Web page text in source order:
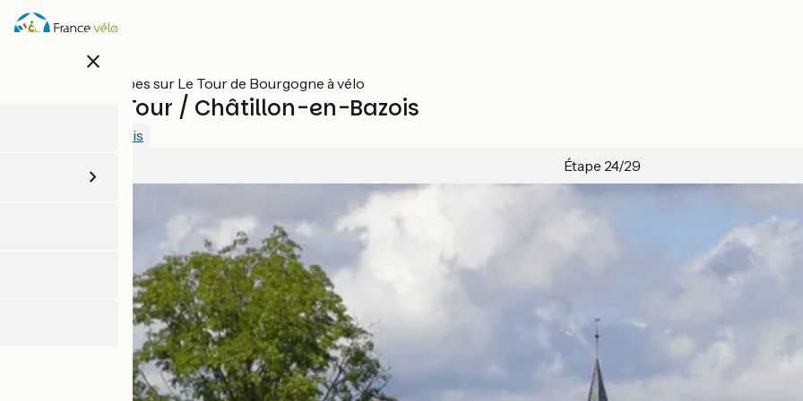
Aller
au
close
Toutes les étapes sur Le Tour de Bourgogne à vélo
Cercy-la-Tour / Châtillon-en-Bazois
Voir 2 avis
Étape 24/29